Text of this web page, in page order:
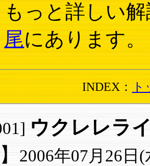
もっと詳しい
尾にあります。
INDEX：
ウクレレラ
2006年07月26日